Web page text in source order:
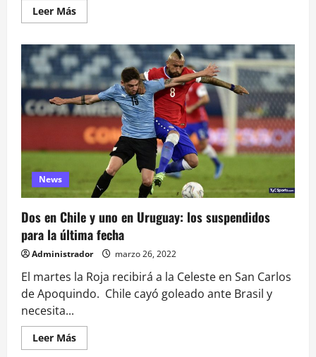
Leer MásLeer
más
Resolución
FIFA:
Chile
no
va
al
Mundial
News
Dos en Chile y uno en Uruguay: los suspendidos
para la última fecha
Administrador marzo 26, 2022
El martes la Roja recibirá a la Celeste en San Carlos
de Apoquindo. Chile cayó goleado ante Brasil y
necesita...
Leer MásLeer
más